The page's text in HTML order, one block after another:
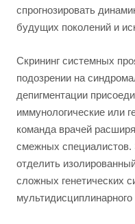
спрогнозировать
будущих поколений и
Скрининг системных
подозрении на
депигментации
иммунологические или
команда врачей
смежных
отделить
сложных генетических
мультидисциплинарного